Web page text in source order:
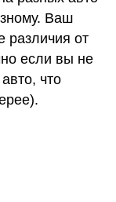
Ваш
различия от
если вы не
что